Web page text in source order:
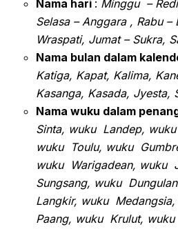
Nama hari : Minggu –
Selasa – Anggara , Rabu –
Wraspati, Jumat – Sukra,
Nama bulan dalam
Katiga, Kapat, Kalima,
Kasanga, Kasada, Jyesta,
Nama wuku dalam
Sinta, wuku Landep,
wuku Toulu, wuku
wuku Warigadean, wuku
Sungsang, wuku
Langkir, wuku
Paang, wuku Krulut,